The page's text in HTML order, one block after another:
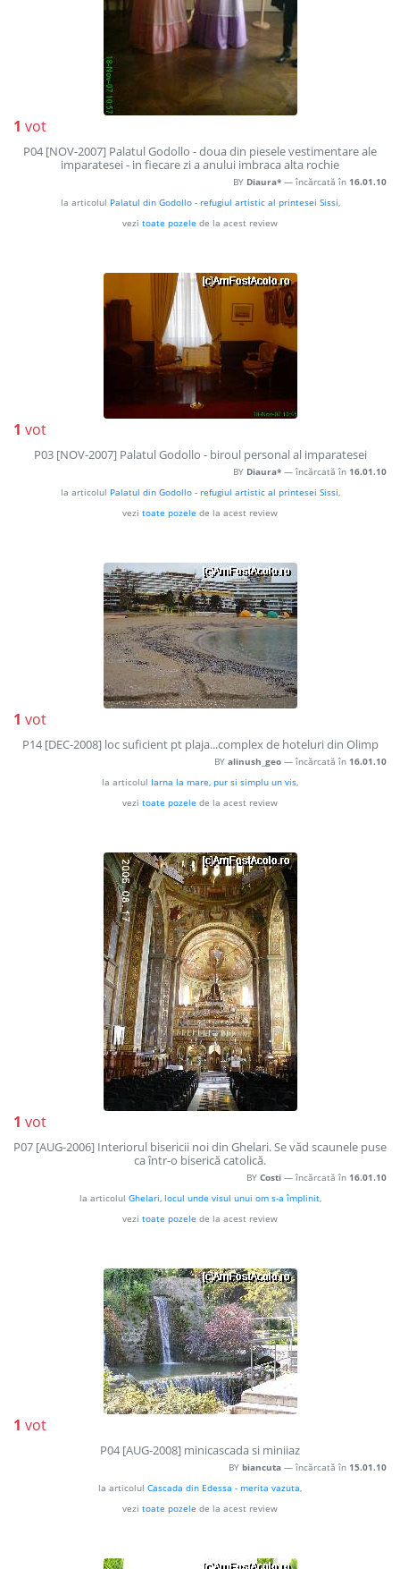
1 vot
P04 [NOV-2007] Palatul Godollo - doua din piesele vestimentare ale
imparatesei - in fiecare zi a anului imbraca alta rochie
BY Diaura* — încărcată în 16.01.10
la articolul Palatul din Godollo - refugiul artistic al printesei Sissi,
vezi toate pozele de la acest review
1 vot
P03 [NOV-2007] Palatul Godollo - biroul personal al imparatesei
BY Diaura* — încărcată în 16.01.10
la articolul Palatul din Godollo - refugiul artistic al printesei Sissi,
vezi toate pozele de la acest review
1 vot
P14 [DEC-2008] loc suficient pt plaja...complex de hoteluri din Olimp
BY alinush_geo — încărcată în 16.01.10
la articolul Iarna la mare, pur si simplu un vis,
vezi toate pozele de la acest review
1 vot
P07 [AUG-2006] Interiorul bisericii noi din Ghelari. Se văd scaunele puse
ca într-o biserică catolică.
BY Costi — încărcată în 16.01.10
la articolul Ghelari, locul unde visul unui om s-a împlinit,
vezi toate pozele de la acest review
1 vot
P04 [AUG-2008] minicascada si miniiaz
BY biancuta — încărcată în 15.01.10
la articolul Cascada din Edessa - merita vazuta,
vezi toate pozele de la acest review